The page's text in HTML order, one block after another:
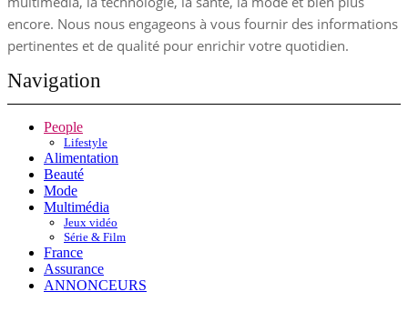
encore. Nous nous engageons à vous fournir des informations
pertinentes et de qualité pour enrichir votre quotidien.
Navigation
People
Lifestyle
Alimentation
Beauté
Mode
Multimédia
Jeux vidéo
Série & Film
France
Assurance
ANNONCEURS